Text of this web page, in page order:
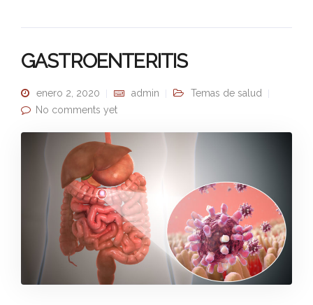
GASTROENTERITIS
enero 2, 2020 admin
Temas de salud
No comments yet